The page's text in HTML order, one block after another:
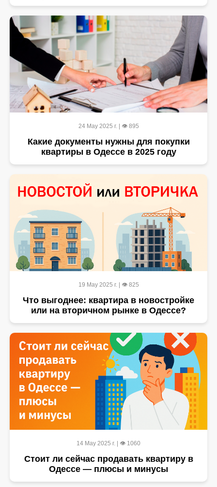
24 May 2025 г. | 👁 895
Какие документы нужны для покупки
квартиры в Одессе в 2025 году
19 May 2025 г. | 👁 825
Что выгоднее: квартира в новостройке
или на вторичном рынке в Одессе?
14 May 2025 г. | 👁 1060
Стоит ли сейчас продавать квартиру в
Одессе — плюсы и минусы